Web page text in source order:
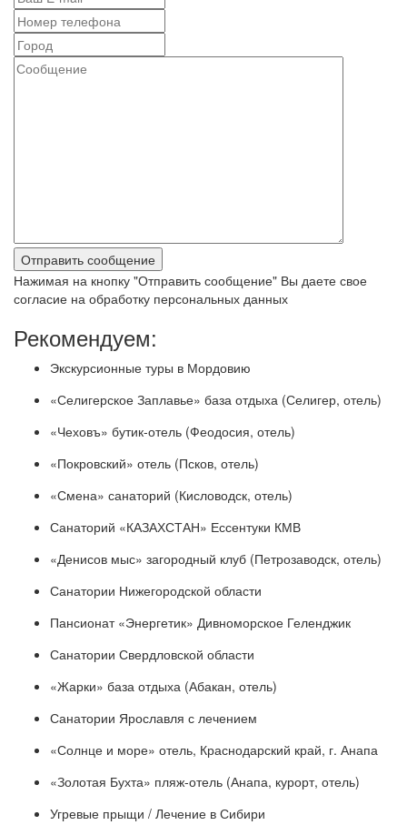
Нажимая на кнопку "Отправить сообщение" Вы даете свое
согласие на обработку персональных данных
Рекомендуем:
Экскурсионные туры в Мордовию
«Селигерское Заплавье» база отдыха (Селигер, отель)
«Чеховъ» бутик-отель (Феодосия, отель)
«Покровский» отель (Псков, отель)
«Смена» санаторий (Кисловодск, отель)
Санаторий «КАЗАХСТАН» Ессентуки КМВ
«Денисов мыс» загородный клуб (Петрозаводск, отель)
Санатории Нижегородской области
Пансионат «Энергетик» Дивноморское Геленджик
Санатории Свердловской области
«Жарки» база отдыха (Абакан, отель)
Санатории Ярославля с лечением
«Солнце и море» отель, Краснодарский край, г. Анапа
«Золотая Бухта» пляж-отель (Анапа, курорт, отель)
Угревые прыщи / Лечение в Сибири